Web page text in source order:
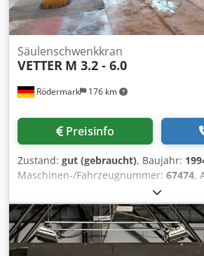
Rödermark 176 km
Säulenschwenkkran
VETTER M 3.2 - 6.0
Preisinfo
Zustand: gut (gebraucht), Baujahr:
Maschinen-/Fahrzeugnummer: 67474,
Technische Daten: ca. Dsdpszp Ev Tofx
Hubwerk Fabrikat LIFTKET - Mot.
Schwenken des Auslegers - Tragkraft
Hubgeschwindigkeiten ca. 1,25 / 5 m/
m - Hakenhöhe ca. 5.5 m - Unterkante